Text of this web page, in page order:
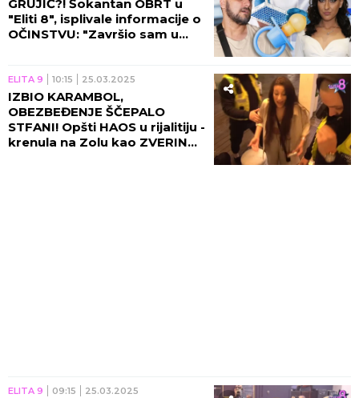
GRUJIĆ?! Šokantan OBRT u
"Eliti 8", isplivale informacije o
OČINSTVU: "Završio sam u
ELITA 9 10:15 25.03.2025
IZBIO KARAMBOL,
OBEZBEĐENJE ŠČEPALO
STFANI! Opšti HAOS u rijalitiju -
krenula na Zolu kao ZVERINA,
ELITA 9 09:15 25.03.2025